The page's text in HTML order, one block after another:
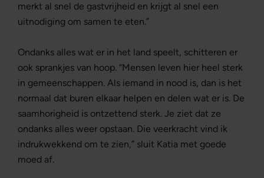
merkt al snel de gastvrijheid en krijgt al snel een
uitnodiging om samen te eten.”
Ondanks alles wat er in het land speelt, schitteren er
ook sprankjes van hoop. “Mensen leven hier heel sterk
in gemeenschappen. Als iemand in nood is, dan is het
normaal dat buren elkaar helpen en delen wat er is. De
saamhorigheid is ontzettend sterk. Je ziet dat ze
ondanks alles weer opstaan. Die veerkracht vind ik
indrukwekkend om te zien,” sluit Katia met goede
moed af.